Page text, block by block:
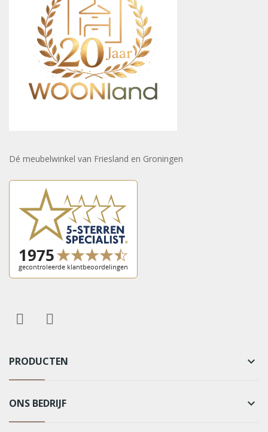
Dé meubelwinkel van Friesland en Groningen
PRODUCTEN keyboard_arrow_down
ONS BEDRIJF keyboard_arrow_down